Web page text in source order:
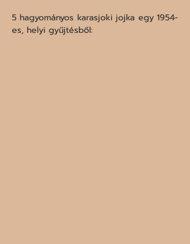
5 hagyományos karasjoki jojka egy 1954-
es, helyi gyűjtésből: